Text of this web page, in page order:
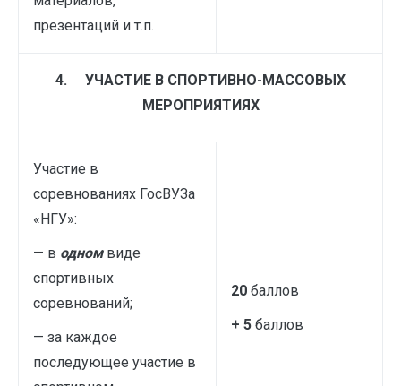
презентаций и т.п.
4. УЧАСТИЕ В СПОРТИВНО-МАССОВЫХ
МЕРОПРИЯТИЯХ
Участие в
соревнованиях ГосВУЗа
«НГУ»:
— в одномвиде
спортивных
соревнований;
— за каждое
последующее участие в
20 баллов
+ 5 баллов